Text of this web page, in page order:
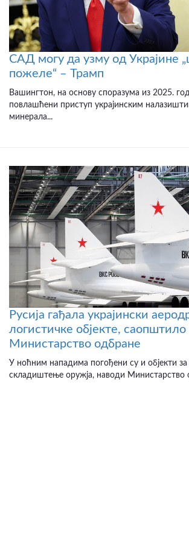
САД могу да узму од Украјине
пожеле“ – Трамп
Вашингтон, на основу споразума из 2025.
повлашћени приступ украјинским
минерала...
Русија гађала украјински
логистичке објекте, саопштило
Министарство одбране
У ноћним нападима погођени су и објекти
складиштење оружја, наводи Министарство